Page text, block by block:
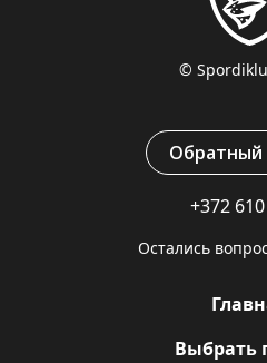
©
Выбрать
Обратный
+372
Остались